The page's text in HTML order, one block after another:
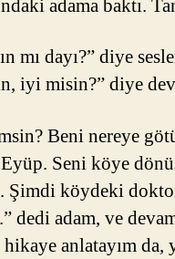
adama baktı.
mı dayı?” diye
iyi misin?” diye
Beni nereye
Seni köye
Şimdi köydeki
dedi adam, ve
anlatayım